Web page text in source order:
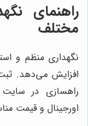
راهنمای
مختلف
نگهداری منظم و
افزایش می‌دهد.
راهسازی در
اورجینال و قیمت